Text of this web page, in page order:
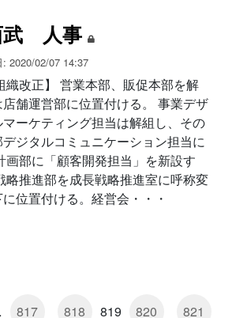
武 人事
: 2020/02/07 14:37
織改正】 営業本部、販促本部を解
舗運営部に位置付ける。 事業デザ
ーケティング担当は解組し、その
ジタルコミュニケーション担当に
画部に「顧客開発担当」を新設す
略推進部を成長戦略推進室に呼称変
位置付ける。経営会・・・
817 818 819 820
821